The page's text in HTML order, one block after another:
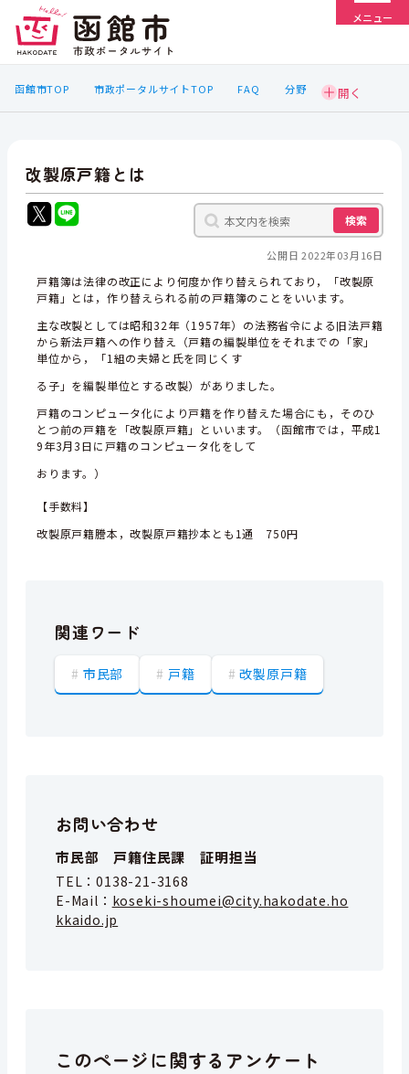
メニュー
函館市TOP 市政ポータルサイトTOP FAQ 分野
改製原戸籍とは
検索
公開日 2022年03月16日
戸籍簿は法律の改正により何度か作り替えられており，「改製原
戸籍」とは，作り替えられる前の戸籍簿のことをいいます。
主な改製としては昭和32年（1957年）の法務省令による旧法戸籍
から新法戸籍への作り替え（戸籍の編製単位をそれまでの「家」
単位から，「1組の夫婦と氏を同じくす
る子」を編製単位とする改製）がありました。
戸籍のコンピュータ化により戸籍を作り替えた場合にも，そのひ
とつ前の戸籍を「改製原戸籍」といいます。（函館市では，平成1
9年3月3日に戸籍のコンピュータ化をして
おります。）
【手数料】
改製原戸籍謄本，改製原戸籍抄本とも1通 750円
関連ワード
市民部 戸籍 改製原戸籍
お問い合わせ
市民部 戸籍住民課 証明担当
TEL：0138-21-3168
E-Mail： koseki-shoumei@city.hakodate.ho
kkaido.jp
このページに関するアンケート